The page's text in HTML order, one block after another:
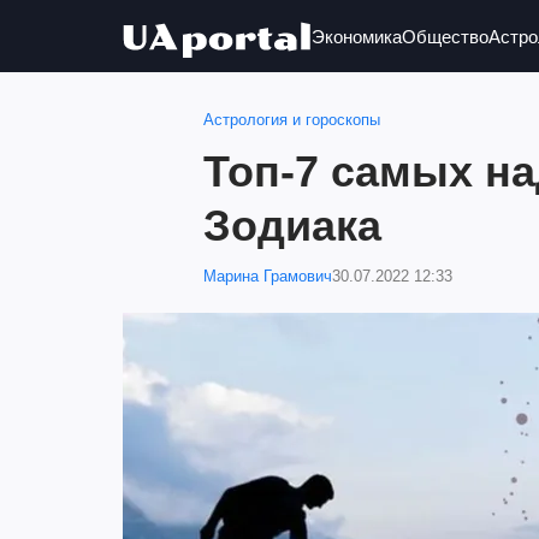
ЭкономикаОбщество
Астрология и гороскопы
Топ-7 самых
Зодиака
Марина Грамович30.07.2022 12:33